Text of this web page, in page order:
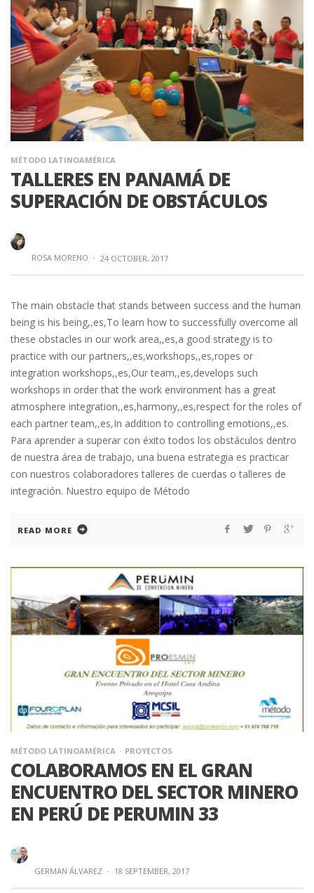
MÉTODO LATINOAMÉRICA
TALLERES EN PANAMÁ DE
SUPERACIÓN DE OBSTÁCULOS
ROSA MORENO · 24 OCTOBER, 2017
The main obstacle that stands between success and the human
being is his being,,es,To learn how to successfully overcome all
these obstacles in our work area,,es,a good strategy is to
practice with our partners,,es,workshops,,es,ropes or
integration workshops,,es,Our team,,es,develops such
workshops in order that the work environment has a great
atmosphere integration,,es,harmony,,es,respect for the roles of
each partner team,,es,In addition to controlling emotions,,es.
Para aprender a superar con éxito todos los obstáculos dentro
de nuestra área de trabajo, una buena estrategia es practicar
con nuestros colaboradores talleres de cuerdas o talleres de
integración. Nuestro equipo de Método
READ MORE
MÉTODO LATINOAMÉRICA PROYECTOS
COLABORAMOS EN EL GRAN
ENCUENTRO DEL SECTOR MINERO
EN PERÚ DE PERUMIN 33
GERMAN ÁLVAREZ · 18 SEPTEMBER, 2017